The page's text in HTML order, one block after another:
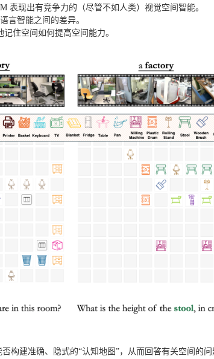
表现出有竞争力的（尽管不如人类）视觉空间智能。
言智能之间的差异。
住空间如何提高空间能力。
构建准确、隐式的“认知地图”，从而回答有关空间的问